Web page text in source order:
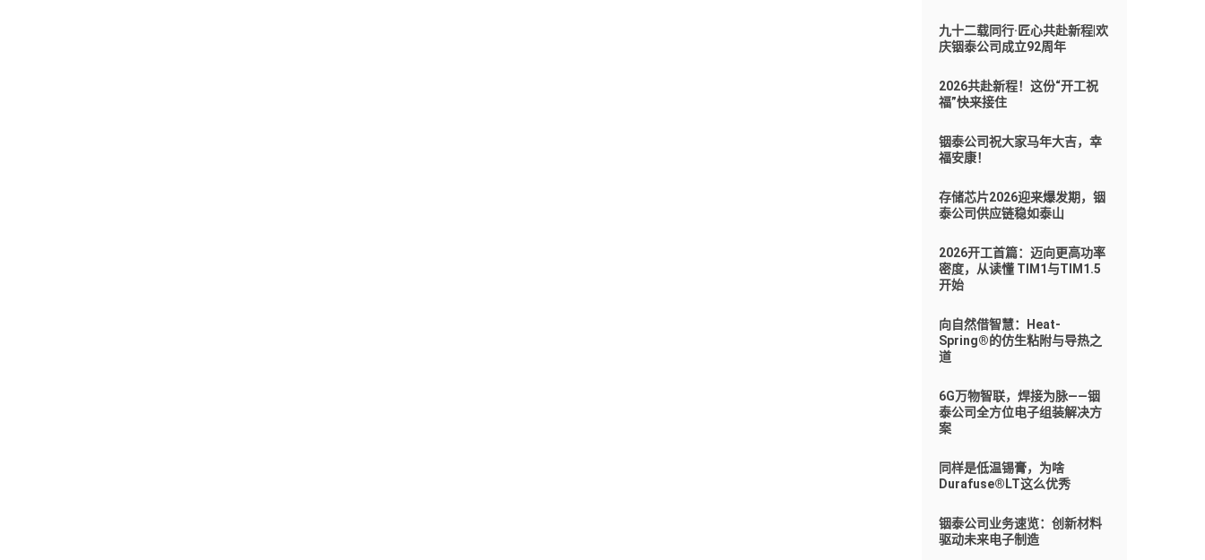
九十二载同行·匠心共赴新程|欢
庆铟泰公司成立92周年
2026共赴新程！这份“开工祝
福”快来接住
铟泰公司祝大家马年大吉，幸
福安康！
存储芯片2026迎来爆发期，铟
泰公司供应链稳如泰山
2026开工首篇：迈向更高功率
密度，从读懂 TIM1与TIM1.5
开始
向自然借智慧：Heat-
Spring®的仿生粘附与导热之
道
6G万物智联，焊接为脉——铟
泰公司全方位电子组装解决方
案
同样是低温锡膏，为啥
Durafuse®LT这么优秀
铟泰公司业务速览：创新材料
驱动未来电子制造